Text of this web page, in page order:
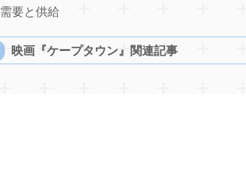
需要と供給
映画『ケープタウン』関連記事